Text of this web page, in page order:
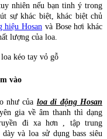
nhiên nếu bạn tinh ý trong
sự khác biệt, khác biệt chủ
hiệu Hosan và Bose hơi khác
lượng của loa.
vào
như của loa di động Hosan
gia về âm thanh thì dạng
đi xa hơn , tập trung
và loa sử dụng bass siêu